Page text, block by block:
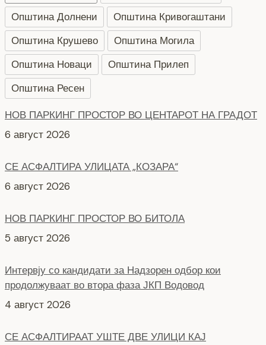
Општина Долнени
Општина Кривогаштани
Општина Крушево
Општина Могила
Општина Новаци
Општина Прилеп
Општина Ресен
СЕ АСФАЛТИРА УЛИЦАТА „КОЗАРА“
6 август 2026
НОВ ПАРКИНГ ПРОСТОР ВО БИТОЛА
5 август 2026
Интервју со кандидати за Надзорен одбор кои
продолжуваат во втора фаза ЈКП Водовод
СЕ АСФАЛТИРААТ УШТЕ ДВЕ УЛИЦИ КАЈ
ЗДРАВСТВEНИОТ ДОМ